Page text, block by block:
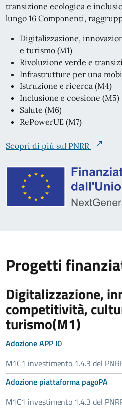
transizione ecologica e
lungo 16 Componenti,
Digitalizzazione,
e turismo (M1)
Rivoluzione verde e
Infrastrutture per una
Istruzione e ricerca (M4)
Inclusione e coesione (M5)
Salute (M6)
RePowerUE (M7)
Scopri di più sul PNRR
Progetti
Digitalizzazione,
competitività,
turismo(M1)
Adozione APP IO
M1C1 investimento 1.4.3 del
Adozione piattaforma pagoPA
M1C1 investimento 1.4.3 del